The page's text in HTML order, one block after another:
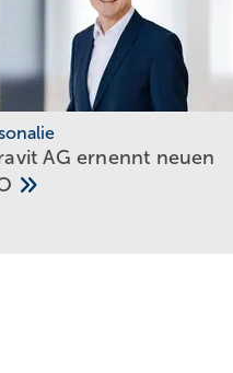
AG ernennt neuen